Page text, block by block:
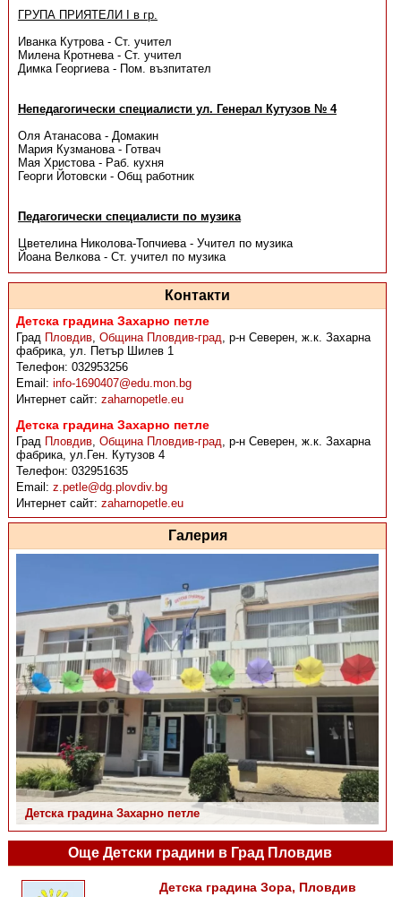
ГРУПА ПРИЯТЕЛИ I в гр.
Иванка Кутрова - Ст. учител
Милена Кротнева - Ст. учител
Димка Георгиева - Пом. възпитател
Непедагогически специалисти ул. Генерал Кутузов № 4
Оля Атанасова - Домакин
Мария Кузманова - Готвач
Мая Христова - Раб. кухня
Георги Йотовски - Общ работник
Педагогически специалисти по музика
Цветелина Николова-Топчиева - Учител по музика
Йоана Велкова - Ст. учител по музика
Контакти
Детска градина Захарно петле
Град Пловдив,Община Пловдив-град,р-н Северен, ж.к. Захарна
фабрика, ул. Петър Шилев 1
Телефон:032953256
Email:info-1690407@edu.mon.bg
Интернет сайт:zaharnopetle.eu
Детска градина Захарно петле
Град Пловдив,Община Пловдив-град,р-н Северен, ж.к. Захарна
фабрика, ул.Ген. Кутузов 4
Телефон:032951635
Email:z.petle@dg.plovdiv.bg
Интернет сайт:zaharnopetle.eu
Галерия
Детска градина Захарно петле
Детска градина Захарно петле
Още Детски градини в Град Пловдив
Детска градина Зора, Пловдив